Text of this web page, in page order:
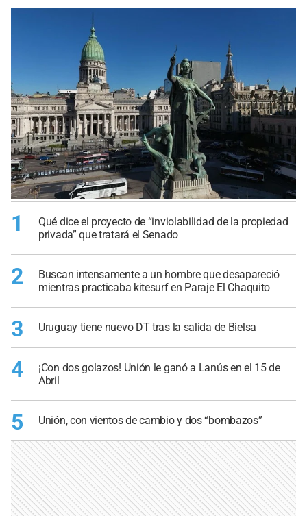
1
Qué dice el proyecto de “inviolabilidad de la propiedad
privada” que tratará el Senado
2
Buscan intensamente a un hombre que desapareció
mientras practicaba kitesurf en Paraje El Chaquito
3 Uruguay tiene nuevo DT tras la salida de Bielsa
4
¡Con dos golazos! Unión le ganó a Lanús en el 15 de
Abril
5 Unión, con vientos de cambio y dos “bombazos”